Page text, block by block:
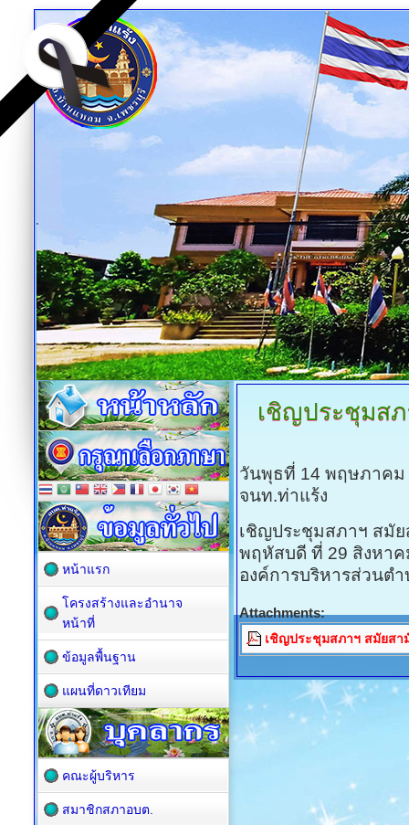
เชิญประชุมส
วันพุธที่ 14 พฤษภาคม
จนท.ท่าแร้ง
เชิญประชุมสภาฯ สมั
พฤหัสบดี ที่ 29 สิงหาค
องค์การบริหารส่วนต
Attachments:
เชิญประชุมสภาฯ สมัยสา
หน้าแรก
โครงสร้างและอำนาจ
หน้าที่
ข้อมูลพื้นฐาน
แผนที่ดาวเทียม
คณะผู้บริหาร
สมาชิกสภาอบต.